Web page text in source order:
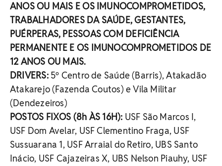
ANOS OU MAIS E OS IMUNOCOMPROMETIDOS,
TRABALHADORES DA SAÚDE, GESTANTES,
PUÉRPERAS, PESSOAS COM DEFICIÊNCIA
PERMANENTE E OS IMUNOCOMPROMETIDOS DE
12 ANOS OU MAIS.
DRIVERS:5º Centro de Saúde (Barris), Atakadão
Atakarejo (Fazenda Coutos) e Vila Militar
(Dendezeiros)
POSTOS FIXOS (8h ÀS 16H): USF São Marcos I,
USF Dom Avelar, USF Clementino Fraga, USF
Sussuarana 1, USF Arraial do Retiro, UBS Santo
Inácio, USF Cajazeiras X, UBS Nelson Piauhy, USF